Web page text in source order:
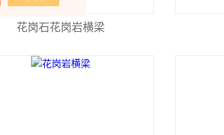
花岗石花岗岩横梁